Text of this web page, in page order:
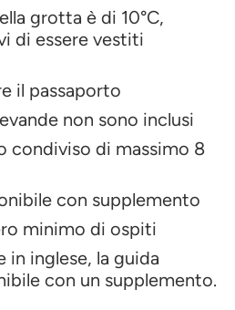
grotta è di 10°C,
di essere vestiti
il passaporto
non sono inclusi
condiviso di massimo 8
con supplemento
minimo di ospiti
in inglese, la guida
con un supplemento.